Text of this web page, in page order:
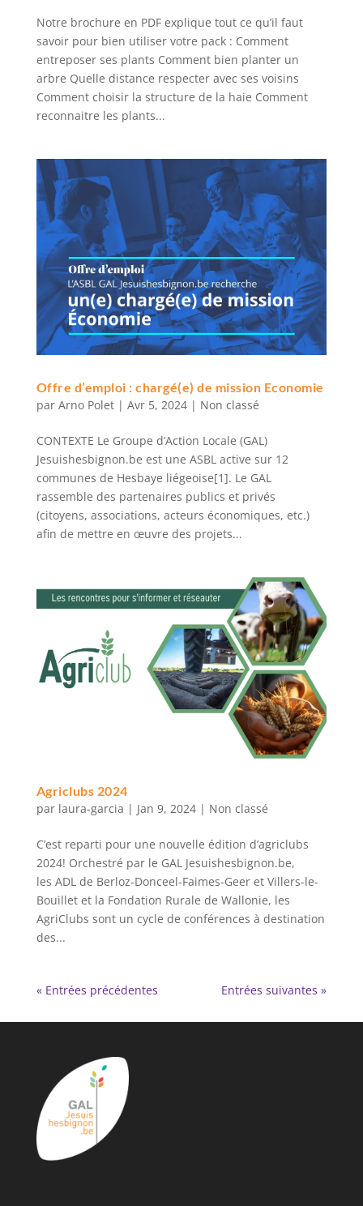
Notre brochure en PDF explique tout ce qu’il faut
savoir pour bien utiliser votre pack : Comment
entreposer ses plants Comment bien planter un
arbre Quelle distance respecter avec ses voisins
Comment choisir la structure de la haie Comment
reconnaitre les plants...
Offre d’emploi : chargé(e) de mission Economie
par Arno Polet| Avr 5, 2024| Non classé
CONTEXTE Le Groupe d’Action Locale (GAL)
Jesuishesbignon.be est une ASBL active sur 12
communes de Hesbaye liégeoise[1]. Le GAL
rassemble des partenaires publics et privés
(citoyens, associations, acteurs économiques, etc.)
afin de mettre en œuvre des projets...
Agriclubs 2024
par laura-garcia | Jan 9, 2024| Non classé
C’est reparti pour une nouvelle édition d’agriclubs
2024! Orchestré par le GAL Jesuishesbignon.be,
les ADL de Berloz-Donceel-Faimes-Geer et Villers-le-
Bouillet et la Fondation Rurale de Wallonie, les
AgriClubs sont un cycle de conférences à destination
des...
« Entrées précédentes Entrées suivantes »